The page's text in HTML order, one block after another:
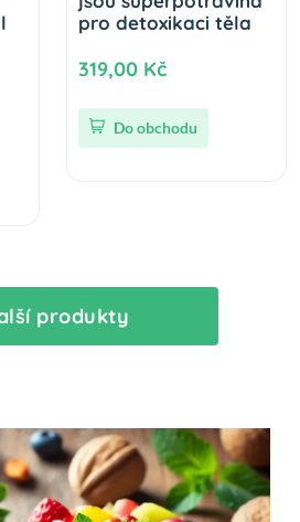
pro detoxikaci těla
319,00 Kč
Do obchodu
produkty